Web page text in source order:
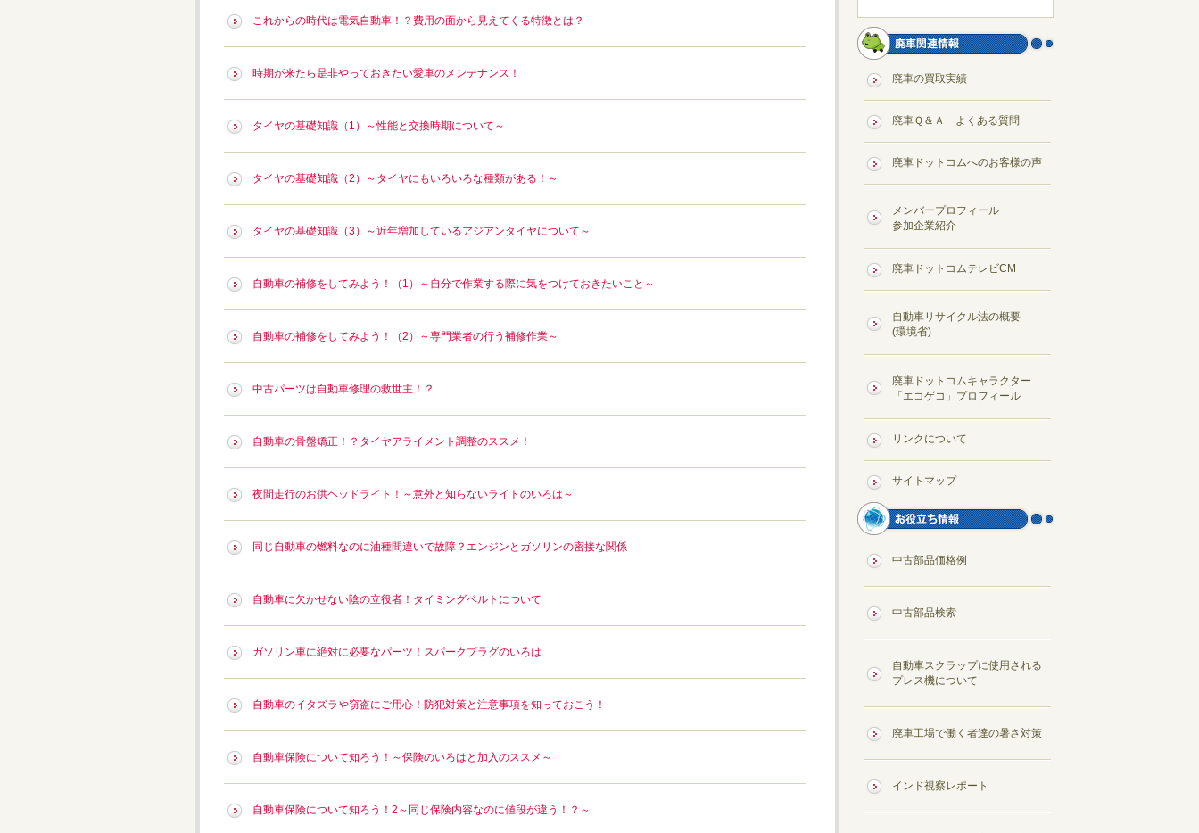
これからの時代は電気自動車！？費用の面から見えてくる特徴とは？
時期が来たら是非やっておきたい愛車のメンテナンス！
タイヤの基礎知識（1）～性能と交換時期について～
タイヤの基礎知識（2）～タイヤにもいろいろな種類がある！～
タイヤの基礎知識（3）～近年増加しているアジアンタイヤについて～
自動車の補修をしてみよう！（1）～自分で作業する際に気をつけておきたいこと～
自動車の補修をしてみよう！（2）～専門業者の行う補修作業～
中古パーツは自動車修理の救世主！？
自動車の骨盤矯正！？タイヤアライメント調整のススメ！
夜間走行のお供ヘッドライト！～意外と知らないライトのいろは～
同じ自動車の燃料なのに油種間違いで故障？エンジンとガソリンの密接な関係
自動車に欠かせない陰の立役者！タイミングベルトについて
ガソリン車に絶対に必要なパーツ！スパークプラグのいろは
自動車のイタズラや窃盗にご用心！防犯対策と注意事項を知っておこう！
自動車保険について知ろう！～保険のいろはと加入のススメ～
自動車保険について知ろう！2～同じ保険内容なのに値段が違う！？～
廃車の買取実績
廃車Ｑ＆Ａ よくある質問
廃車ドットコムへのお客様の声
メンバープロフィール
参加企業紹介
廃車ドットコムテレビCM
自動車リサイクル法の概要
(環境省)
廃車ドットコムキャラクター
「エコゲコ」プロフィール
リンクについて
サイトマップ
中古部品価格例
中古部品検索
自動車スクラップに使用される
プレス機について
廃車工場で働く者達の暑さ対策
インド視察レポート